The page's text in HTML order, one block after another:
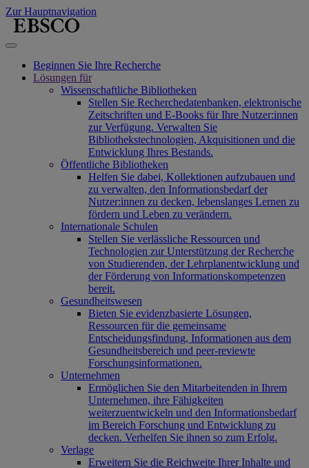
Zur Hauptnavigation
Beginnen Sie Ihre Recherche
Lösungen für
Wissenschaftliche Bibliotheken
Stellen Sie Recherchedatenbanken, elektronische
Zeitschriften und E-Books für Ihre Nutzer:innen
zur Verfügung. Verwalten Sie
Bibliothekstechnologien, Akquisitionen und die
Entwicklung Ihres Bestands.
Öffentliche Bibliotheken
Helfen Sie dabei, Kollektionen aufzubauen und
zu verwalten, den Informationsbedarf der
Nutzer:innen zu decken, lebenslanges Lernen zu
fördern und Leben zu verändern.
Internationale Schulen
Stellen Sie verlässliche Ressourcen und
Technologien zur Unterstützung der Recherche
von Studierenden, der Lehrplanentwicklung und
der Förderung von Informationskompetenzen
bereit.
Gesundheitswesen
Bieten Sie evidenzbasierte Lösungen,
Ressourcen für die gemeinsame
Entscheidungsfindung, Informationen aus dem
Gesundheitsbereich und peer-reviewte
Forschungsinformationen.
Unternehmen
Ermöglichen Sie den Mitarbeitenden in Ihrem
Unternehmen, ihre Fähigkeiten
weiterzuentwickeln und den Informationsbedarf
im Bereich Forschung und Entwicklung zu
decken. Verhelfen Sie ihnen so zum Erfolg.
Verlage
Erweitern Sie die Reichweite Ihrer Inhalte und